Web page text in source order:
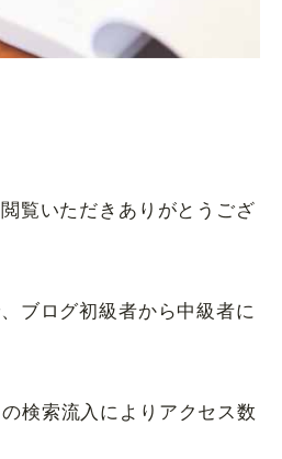
覧いただきありがとうござ
ブログ初級者から中級者に
検索流入によりアクセス数